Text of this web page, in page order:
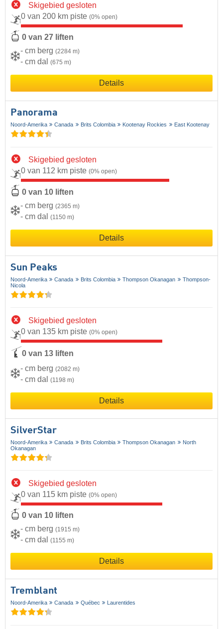
Skigebied gesloten
0 van 200 km piste (0% open)
0 van 27 liften
- cm berg (2284 m)
- cm dal (675 m)
Details
Panorama
Noord-Amerika Canada Brits Colombia Kootenay Rockies East Kootenay
Skigebied gesloten
0 van 112 km piste (0% open)
0 van 10 liften
- cm berg (2365 m)
- cm dal (1150 m)
Details
Sun Peaks
Noord-Amerika Canada Brits Colombia Thompson Okanagan
Thompson-
Nicola
Skigebied gesloten
0 van 135 km piste (0% open)
0 van 13 liften
- cm berg (2082 m)
- cm dal (1198 m)
Details
SilverStar
Noord-Amerika Canada Brits Colombia Thompson Okanagan
North
Okanagan
Skigebied gesloten
0 van 115 km piste (0% open)
0 van 10 liften
- cm berg (1915 m)
- cm dal (1155 m)
Details
Tremblant
Noord-Amerika Canada Québec Laurentides